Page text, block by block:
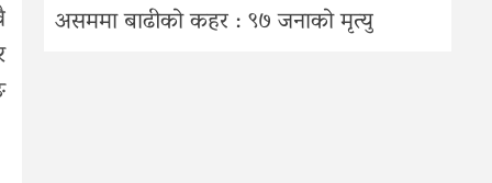
असममा बाढीको कहर : ९७ जनाको मृत्यु